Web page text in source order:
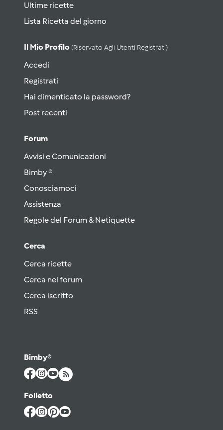
Ultime ricette
Lista Ricetta del giorno
Il Mio Profilo (riservato Agli Utenti Registrati)
Accedi
Registrati
Hai dimenticato la password?
Post recenti
Forum
Avvisi e Comunicazioni
Bimby ®
Conosciamoci
Assistenza
Regole del Forum & Netiquette
Cerca
Cerca ricette
Cerca nel forum
Cerca iscritto
RSS
Bimby®
Folletto